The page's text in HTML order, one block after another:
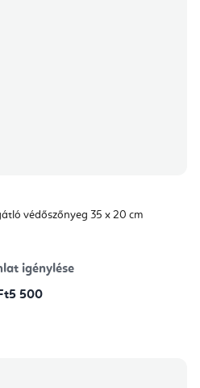
védőszőnyeg 35 x 20 cm
igénylése
500